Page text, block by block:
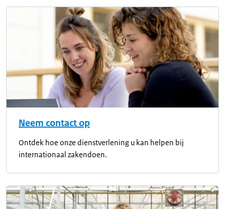
Neem contact op
Ontdek hoe onze dienstverlening u kan helpen bij
internationaal zakendoen.